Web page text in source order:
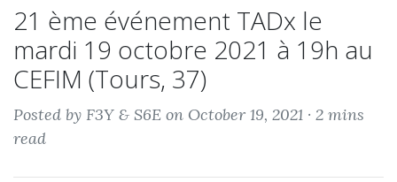
21 ème événement TADx le
mardi 19 octobre 2021 à 19h au
CEFIM (Tours, 37)
Posted by F3Y & S6E on October 19, 2021 · 2 mins
read